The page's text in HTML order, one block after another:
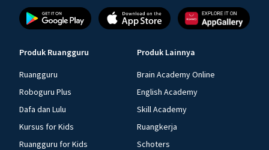
Produk Ruangguru
Ruangguru
Roboguru Plus
Dafa dan Lulu
Kursus for Kids
Ruangguru for Kids
Produk Lainnya
Brain Academy Online
English Academy
Skill Academy
Ruangkerja
Schoters